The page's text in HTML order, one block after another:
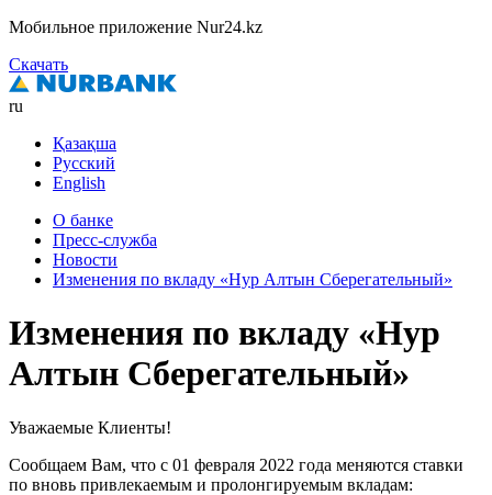
Мобильное приложение Nur24.kz
Скачать
ru
Қазақша
Русский
English
О банке
Пресс-служба
Новости
Изменения по вкладу «Нур Алтын Сберегательный»
Изменения по вкладу «Нур
Алтын Сберегательный»
Уважаемые Клиенты!
Сообщаем Вам, что с 01 февраля 2022 года меняются ставки
по вновь привлекаемым и пролонгируемым вкладам: